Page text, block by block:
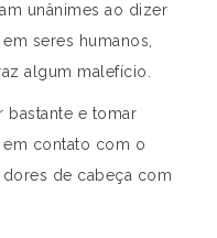
unânimes ao dizer
seres humanos,
algum malefício.
bastante e tomar
contato com o
de cabeça com